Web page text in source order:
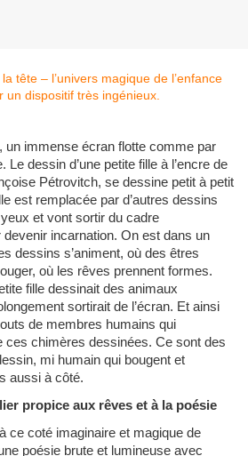
un immense écran flotte comme par
Le dessin d’une petite fille à l’encre de
Pétrovitch, se dessine petit à petit
est remplacée par d’autres dessins
et vont sortir du cadre
incarnation. On est dans un
dessins s’animent, où des êtres
où les rêves prennent formes.
fille dessinait des animaux
sortirait de l’écran. Et ainsi
de membres humains qui
ces chimères dessinées. Ce sont des
mi humain qui bougent et
aussi à côté.
propice aux rêves et à la poésie
ce coté imaginaire et magique de
poésie brute et lumineuse avec